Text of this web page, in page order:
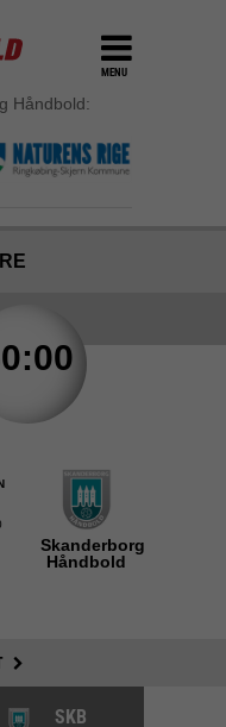
MENU
Håndbold:
Skanderborg
Håndbold
SKB